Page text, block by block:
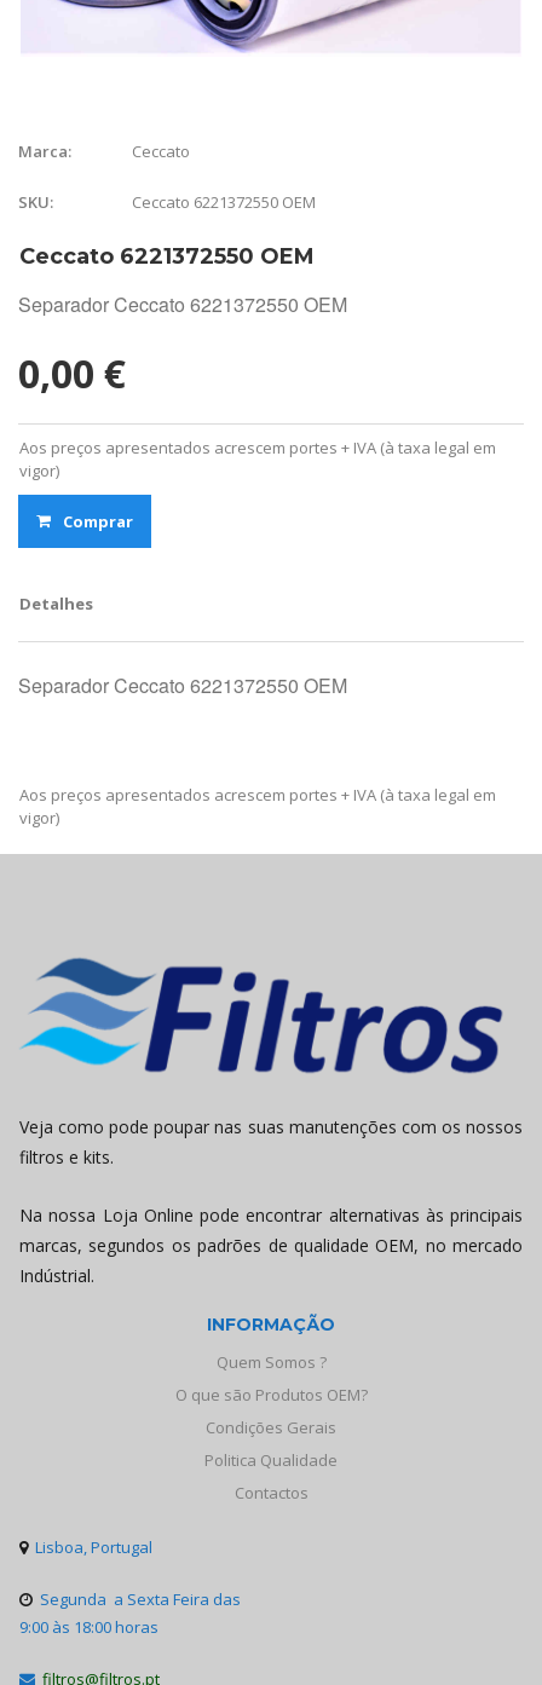
Marca: Ceccato
SKU: Ceccato 6221372550 OEM
Ceccato 6221372550 OEM
Separador Ceccato 6221372550 OEM
0,00 €
Aos preços apresentados acrescem portes + IVA (à taxa legal em
vigor)
Comprar
Detalhes
Separador Ceccato 6221372550 OEM
Aos preços apresentados acrescem portes + IVA (à taxa legal em
vigor)
Veja como pode poupar nas suas manutenções com os nossos
filtros e kits.
Na nossa Loja Online pode encontrar alternativas às principais
marcas, segundos os padrões de qualidade OEM, no mercado
Indústrial.
INFORMAÇÃO
Quem Somos ?
O que são Produtos OEM?
Condições Gerais
Politica Qualidade
Contactos
 Lisboa, Portugal
 Segunda a Sexta Feira das
9:00 às 18:00 horas
 filtros@filtros.pt